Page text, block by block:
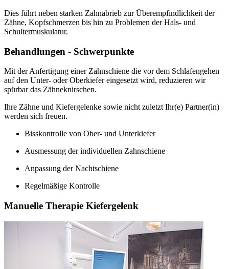
Dies führt neben starken Zahnabrieb zur Überempfindlichkeit der
Zähne, Kopfschmerzen bis hin zu Problemen der Hals- und
Schultermuskulatur.
Behandlungen - Schwerpunkte
Mit der Anfertigung einer Zahnschiene die vor dem Schlafengehen
auf den Unter- oder Oberkiefer eingesetzt wird, reduzieren wir
spürbar das Zähneknirschen.
Ihre Zähne und Kiefergelenke sowie nicht zuletzt Ihr(e) Partner(in)
werden sich freuen.
Bisskontrolle von Ober- und Unterkiefer
Ausmessung der individuellen Zahnschiene
Anpassung der Nachtschiene
Regelmäßige Kontrolle
Manuelle Therapie Kiefergelenk